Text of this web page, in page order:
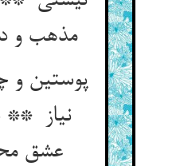
مذهب و دین نیستی
پوستین و
نیاز **
عشق محراب ایاز